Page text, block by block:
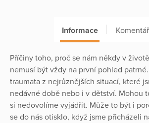
Informace
Příčiny toho, proč se nám někdy v
nemusí být vždy na první pohled
traumata z nejrůznějších situací, které
nedávné době nebo i v dětství. Mohou
si nedovolíme vyjádřit. Může to být i
se do nás otisklo, když jsme přicházeli